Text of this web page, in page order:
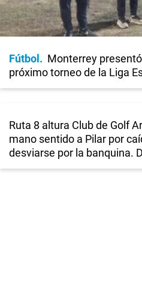
Fútbol
Monterrey
próximo torneo de la Liga
Ruta 8 altura Club de Golf
mano sentido a Pilar por
desviarse por la banquina.